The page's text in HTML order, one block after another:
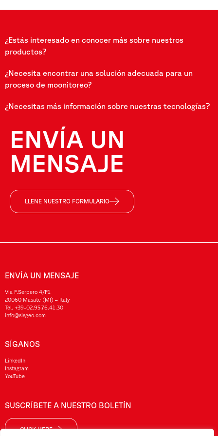
¿Estás interesado en conocer más sobre nuestros
productos?
¿Necesita encontrar una solución adecuada para un
proceso de moonitoreo?
¿Necesitas más información sobre nuestras tecnologías?
ENVÍA UN
MENSAJE
LLENE NUESTRO FORMULARIO
ENVÍA UN MENSAJE
Via F.Serpero 4/F1
20060 Masate (MI) – Italy
Tel. +39-02.95.76.41.30
info@sisgeo.com
SÍGANOS
LinkedIn
Instagram
YouTube
SUSCRÍBETE A NUESTRO BOLETÍN
CLICK HERE